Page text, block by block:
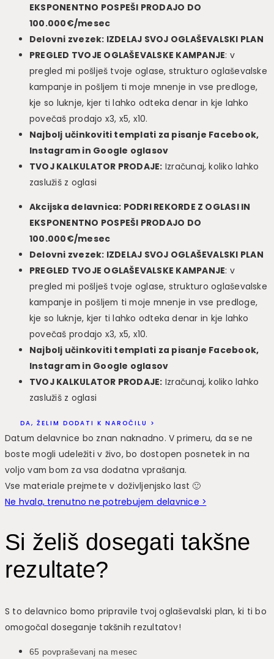
EKSPONENTNO POSPEŠI PRODAJO DO
100.000€/mesec
Delovni zvezek: IZDELAJ SVOJ OGLAŠEVALSKI PLAN
PREGLED TVOJE OGLAŠEVALSKE KAMPANJE: v
pregled mi pošlješ tvoje oglase, strukturo oglaševalske
kampanje in pošljem ti moje mnenje in vse predloge,
kje so luknje, kjer ti lahko odteka denar in kje lahko
povečaš prodajo x3, x5, x10.
Najbolj učinkoviti templati za pisanje Facebook,
Instagram in Google oglasov
TVOJ KALKULATOR PRODAJE: Izračunaj, koliko lahko
zaslužiš z oglasi
Akcijska delavnica: PODRI REKORDE Z OGLASI IN
EKSPONENTNO POSPEŠI PRODAJO DO
100.000€/mesec
Delovni zvezek: IZDELAJ SVOJ OGLAŠEVALSKI PLAN
PREGLED TVOJE OGLAŠEVALSKE KAMPANJE: v
pregled mi pošlješ tvoje oglase, strukturo oglaševalske
kampanje in pošljem ti moje mnenje in vse predloge,
kje so luknje, kjer ti lahko odteka denar in kje lahko
povečaš prodajo x3, x5, x10.
Najbolj učinkoviti templati za pisanje Facebook,
Instagram in Google oglasov
TVOJ KALKULATOR PRODAJE: Izračunaj, koliko lahko
zaslužiš z oglasi
DA, ŽELIM DODATI K NAROČILU >
Datum delavnice bo znan naknadno. V primeru, da se ne
boste mogli udeležiti v živo, bo dostopen posnetek in na
voljo vam bom za vsa dodatna vprašanja.
Vse materiale prejmete v doživljenjsko last 🙂
Ne hvala, trenutno ne potrebujem delavnice >
Si želiš dosegati takšne
rezultate?
S to delavnico bomo pripravile tvoj oglaševalski plan, ki ti bo
omogočal doseganje takšnih rezultatov!
65 povpraševanj na mesec